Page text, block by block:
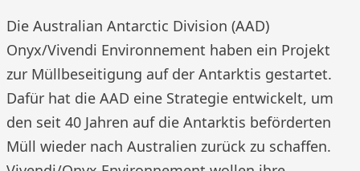
Die Australian Antarctic Division (AAD)
Onyx/Vivendi Environnement haben ein Projekt
zur Müllbeseitigung auf der Antarktis gestartet.
Dafür hat die AAD eine Strategie entwickelt, um
den seit 40 Jahren auf die Antarktis beförderten
Müll wieder nach Australien zurück zu schaffen.